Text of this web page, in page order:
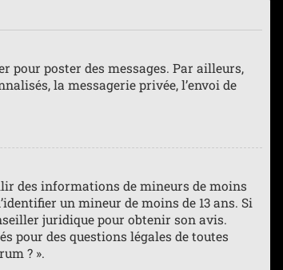
pour poster des messages. Par ailleurs,
la messagerie privée, l’envoi de
des informations de mineurs de moins
un mineur de moins de 13 ans. Si
juridique pour obtenir son avis.
pour des questions légales de toutes
? ».